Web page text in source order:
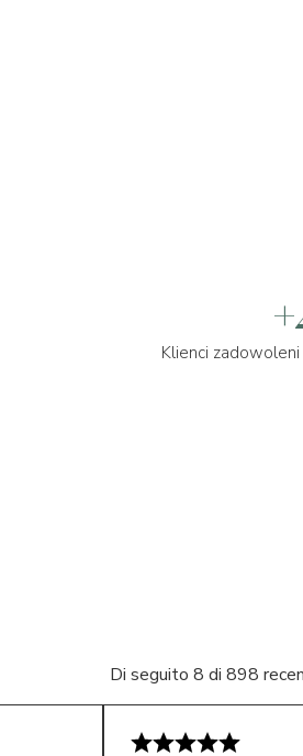
Klienci
Di seguito 8 di 898